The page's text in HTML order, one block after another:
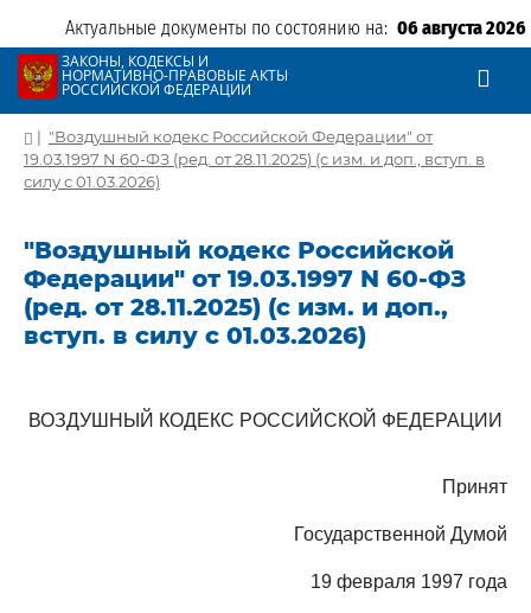
Актуальные документы по состоянию на: 06 августа 2026
ЗАКОНЫ, КОДЕКСЫ И
НОРМАТИВНО-ПРАВОВЫЕ АКТЫ
РОССИЙСКОЙ ФЕДЕРАЦИИ
| "Воздушный кодекс Российской Федерации" от
19.03.1997 N 60-ФЗ (ред. от 28.11.2025) (с изм. и доп., вступ. в
силу с 01.03.2026)
"Воздушный кодекс Российской
Федерации" от 19.03.1997 N 60-ФЗ
(ред. от 28.11.2025) (с изм. и доп.,
вступ. в силу с 01.03.2026)
ВОЗДУШНЫЙ КОДЕКС РОССИЙСКОЙ ФЕДЕРАЦИИ
Принят
Государственной Думой
19 февраля 1997 года